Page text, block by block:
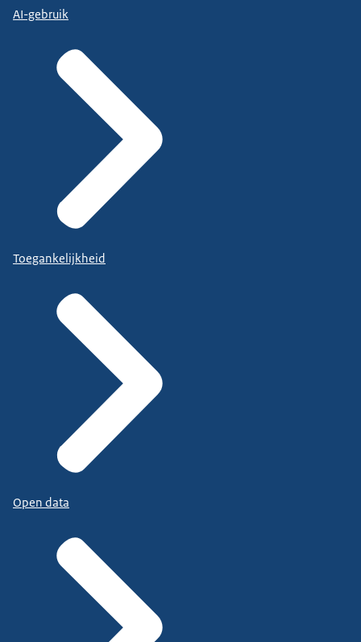
AI-gebruik
Toegankelijkheid
Open data